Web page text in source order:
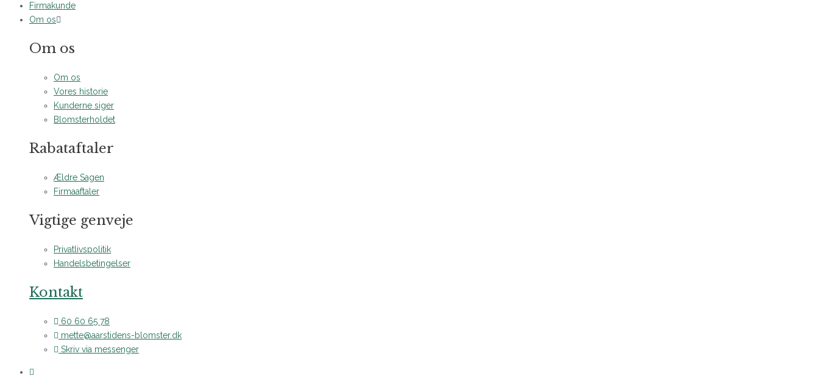
Firmakunde
Om os
Om os
Om os
Vores historie
Kunderne siger
Blomsterholdet
Rabataftaler
Ældre Sagen
Firmaaftaler
Vigtige genveje
Privatlivspolitik
Handelsbetingelser
Kontakt
60 60 65 78
mette@aarstidens-blomster.dk
Skriv via messenger